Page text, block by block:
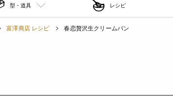
型・道具 レシピ
富澤商店 レシピ 春恋贅沢生クリームパン